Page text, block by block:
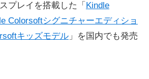
プレイを搭載した「 Kindle
Colorsoftシグニチャーエディショ
キッズモデル」を国内でも発売